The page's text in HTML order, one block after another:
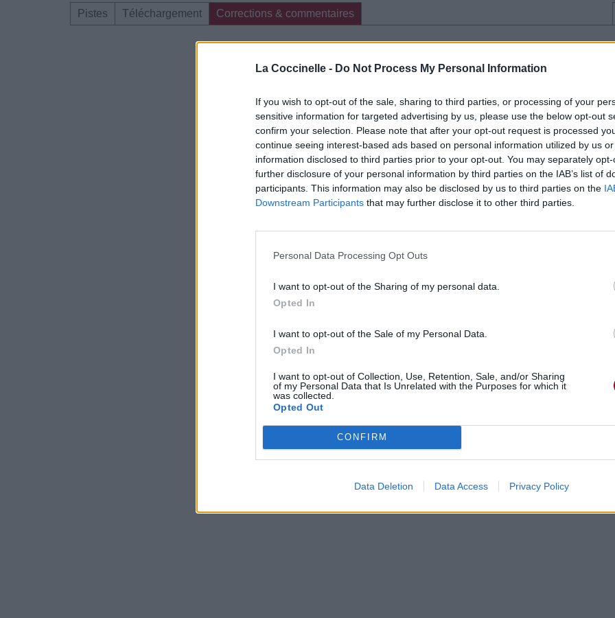
La Coccinelle - Do Not Process My Personal Information
If you wish to opt-out of the sale, sharing to third parties, or processing of your
sensitive information for targeted advertising by us, please use the below opt-out
confirm your selection. Please note that after your opt-out request is processed
continue seeing interest-based ads based on personal information utilized by us
information disclosed to third parties prior to your opt-out. You may separately
further disclosure of your personal information by third parties on the IAB’s list of
participants. This information may also be disclosed by us to third parties on the
Downstream Participants that may further disclose it to other third parties.
Personal Data Processing Opt Outs
I want to opt-out of the Sharing of my personal data.
Opted In
I want to opt-out of the Sale of my Personal Data.
Opted In
I want to opt-out of Collection, Use, Retention, Sale, and/or Sharing
of my Personal Data that Is Unrelated with the Purposes for which it
was collected.
Opted Out
CONFIRM
Data Deletion Data Access Privacy Policy
Pistes Téléchargement Corrections & commentaires